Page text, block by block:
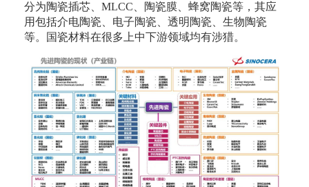
分为陶瓷插芯、MLCC、陶瓷膜、蜂窝陶瓷等，其应
用包括介电陶瓷、电子陶瓷、透明陶瓷、生物陶瓷
等。国瓷材料在很多上中下游领域均有涉猎。